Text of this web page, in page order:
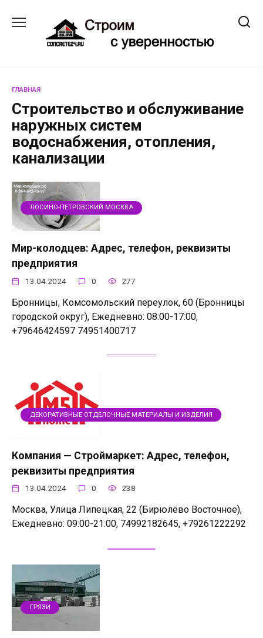
содержанию
ГЛАВНАЯ
Строительство и обслуживание
наружных систем
водоснабжения, отопления,
канализации
ЛОСИНО-ПЕТРОВСКИЙ МОСКВА
Мир-колодцев: Адрес, телефон, реквизиты
предприятия
13.04.2024 0 277
Бронницы, Комсомольский переулок, 60 (Бронницы
городской округ), Ежедневно: 08:00-17:00,
+79646424597 74951400717
ДЕКОРАТИВНЫЕ ОТДЕЛОЧНЫЕ МАТЕРИАЛЫ И ИЗДЕЛИЯ
Компания — Строймаркет: Адрес, телефон,
реквизиты предприятия
13.04.2024 0 238
Москва, Улица Липецкая, 22 (Бирюлёво Восточное),
Ежедневно: 09:00-21:00, 74992182645, +79261222292
ГРЯЗИ